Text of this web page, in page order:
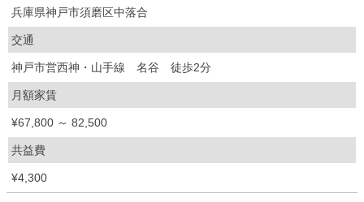
兵庫県神戸市須磨区中落合
交通
神戸市営西神・山手線 名谷 徒歩2分
月額家賃
¥67,800 ～ 82,500
共益費
¥4,300